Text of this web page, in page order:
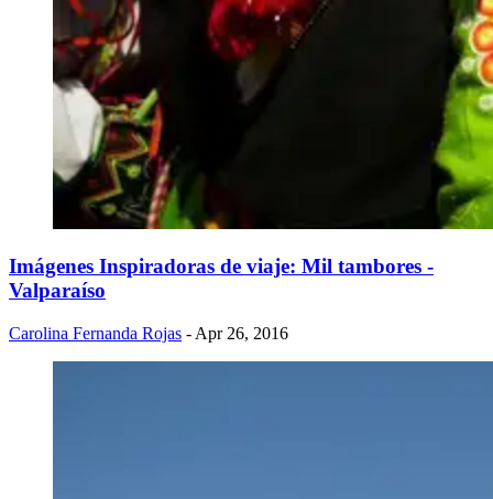
Imágenes Inspiradoras de viaje: Mil tambores -
Valparaíso
Carolina Fernanda Rojas - Apr 26, 2016